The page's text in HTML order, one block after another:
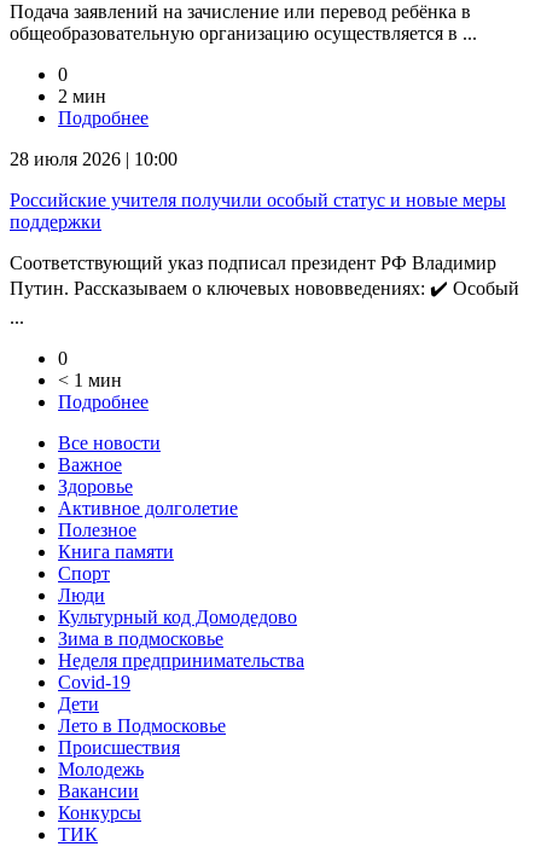
Подача заявлений на зачисление или перевод ребёнка в
общеобразовательную организацию осуществляется в ...
0
2 мин
Подробнее
28 июля 2026 | 10:00
Российские учителя получили особый статус и новые меры
поддержки
Соответствующий указ подписал президент РФ Владимир
Путин. Рассказываем о ключевых нововведениях: ✔️ Особый
...
0
< 1 мин
Подробнее
Все новости
Важное
Здоровье
Активное долголетие
Полезное
Книга памяти
Спорт
Люди
Культурный код Домодедово
Зима в подмосковье
Неделя предпринимательства
Covid-19
Дети
Лето в Подмосковье
Происшествия
Молодежь
Вакансии
Конкурсы
ТИК